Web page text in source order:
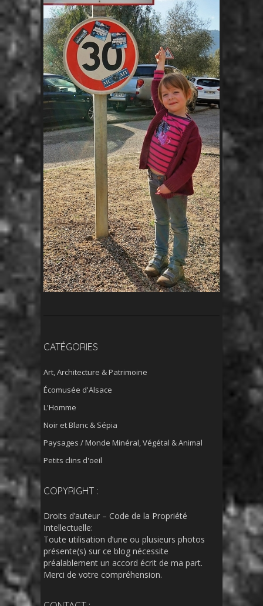
CATÉGORIES
Art, Architecture & Patrimoine
Écomusée d'Alsace
L'Homme
Noir et Blanc & Sépia
Paysages / Monde Minéral, Végétal & Animal
Petits clins d'oeil
COPYRIGHT :
Droits d’auteur – Code de la Propriété
Intellectuelle:
Toute utilisation d’une ou plusieurs photos
présente(s) sur ce blog nécessite
préalablement un accord écrit de ma part.
Merci de votre compréhension.